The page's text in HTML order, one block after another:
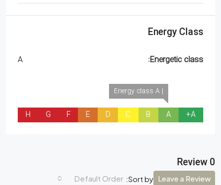
Energy Class
Energetic class:
A
A+
| Energy class A
A
B
C
D
E
F
G
H
0 Review
Sort by:
Default Order Leave a Review